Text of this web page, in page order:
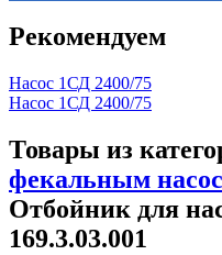
Рекомендуем
Насос 1СД 2400/75
Насос 1СД 2400/75
Товары из
фекальным
Отбойник для
169.3.03.001